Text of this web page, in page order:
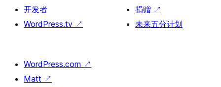
开发者
WordPress.tv ↗
捐赠 ↗
未来五分计划
WordPress.com ↗
Matt ↗